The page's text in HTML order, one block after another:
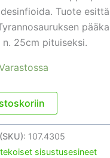
Tuote
25cm pituiseksi.
107.4305
sisustusesineet